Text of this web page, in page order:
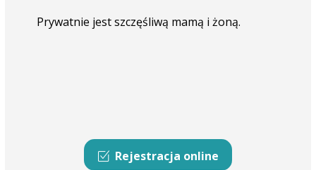
Prywatnie jest szczęśliwą mamą i żoną.
Rejestracja online